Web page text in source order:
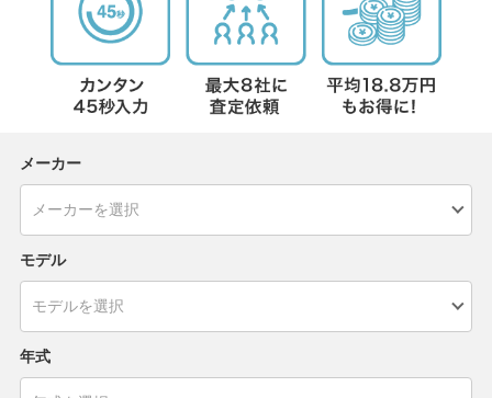
メーカー
モデル
年式